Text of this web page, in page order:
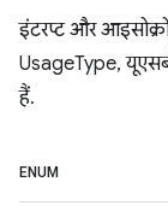
इंटरप्ट और
UsageType,
हैं.
ENUM